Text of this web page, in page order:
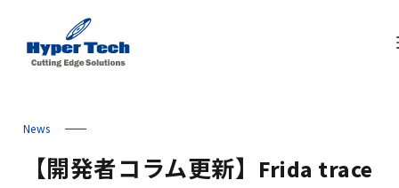
【開発者コラム更新】Frida trace
News